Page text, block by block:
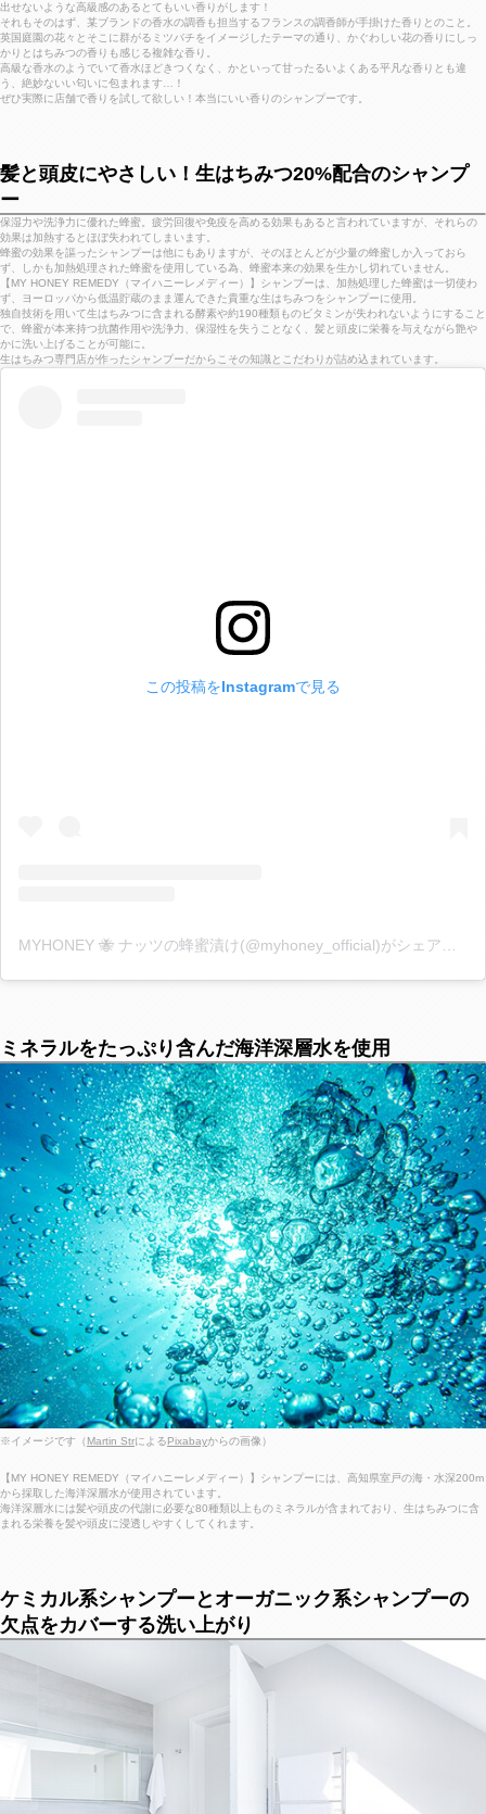
出せないような高級感のあるとてもいい香りがします！
それもそのはず、某ブランドの香水の調香も担当するフランスの調香師が手掛けた香りとのこと。
英国庭園の花々とそこに群がるミツバチをイメージしたテーマの通り、かぐわしい花の香りにしっ
かりとはちみつの香りも感じる複雑な香り。
高級な香水のようでいて香水ほどきつくなく、かといって甘ったるいよくある平凡な香りとも違
う、絶妙ないい匂いに包まれます…！
ぜひ実際に店舗で香りを試して欲しい！本当にいい香りのシャンプーです。
髪と頭皮にやさしい！生はちみつ20%配合のシャンプ
ー
保湿力や洗浄力に優れた蜂蜜。疲労回復や免疫を高める効果もあると言われていますが、それらの
効果は加熱するとほぼ失われてしまいます。
蜂蜜の効果を謳ったシャンプーは他にもありますが、そのほとんどが少量の蜂蜜しか入っておら
ず、しかも加熱処理された蜂蜜を使用している為、蜂蜜本来の効果を生かし切れていません。
【MY HONEY REMEDY（マイハニーレメディー）】シャンプーは、加熱処理した蜂蜜は一切使わ
ず、ヨーロッパから低温貯蔵のまま運んできた貴重な生はちみつをシャンプーに使用。
独自技術を用いて生はちみつに含まれる酵素や約190種類ものビタミンが失われないようにすること
で、蜂蜜が本来持つ抗菌作用や洗浄力、保湿性を失うことなく、髪と頭皮に栄養を与えながら艶や
かに洗い上げることが可能に。
生はちみつ専門店が作ったシャンプーだからこその知識とこだわりが詰め込まれています。
この投稿をInstagramで見る
ミネラルをたっぷり含んだ海洋深層水を使用
※イメージです（ Martin StrによるPixabayからの画像）
【MY HONEY REMEDY（マイハニーレメディー）】シャンプーには、高知県室戸の海・水深200m
から採取した海洋深層水が使用されています。
海洋深層水には髪や頭皮の代謝に必要な80種類以上ものミネラルが含まれており、生はちみつに含
まれる栄養を髪や頭皮に浸透しやすくしてくれます。
ケミカル系シャンプーとオーガニック系シャンプーの
欠点をカバーする洗い上がり